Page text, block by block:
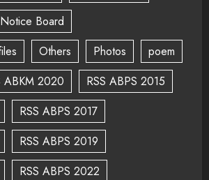
Notice Board
Others Photos
poem
ABKM 2020
RSS ABPS 2015
RSS ABPS 2017
RSS ABPS 2019
RSS ABPS 2022